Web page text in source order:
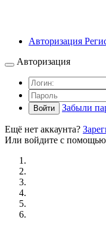
Авторизация
Авторизация
Войти Забыли
Ещё нет аккаунта?
Или войдите с помощью